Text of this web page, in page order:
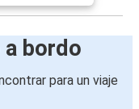
a bordo
para un viaje